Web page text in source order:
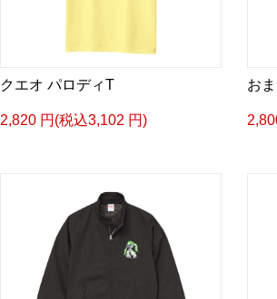
クエオ パロディT
2,820 円(税込3,102 円)
お